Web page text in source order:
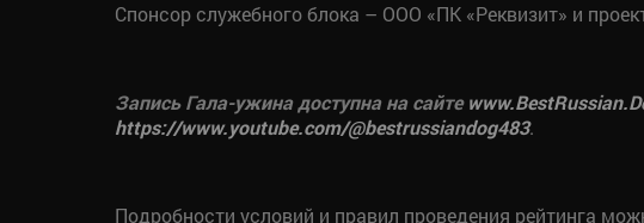
Спонсор служебного блока – ООО «ПК «Реквизит» и
Запись Гала-ужина доступна на сайтеwww
https://www.youtube.com/@bestrussiandog483.
Подробности условий и правил проведения рейтинга